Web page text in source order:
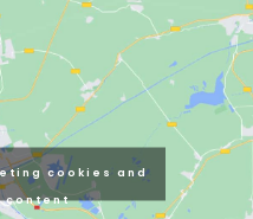
cookies and
content